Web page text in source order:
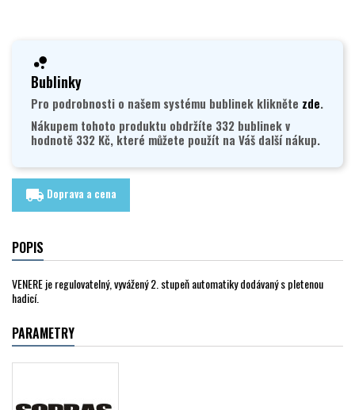
Bublinky
Pro podrobnosti o našem systému bublinek klikněte zde.
Nákupem tohoto produktu obdržíte 332 bublinek v
hodnotě 332 Kč, které můžete použít na Váš další nákup.
local_shipping Doprava a cena
POPIS
VENERE je regulovatelný, vyvážený 2. stupeň automatiky dodávaný s pletenou
hadicí.
PARAMETRY